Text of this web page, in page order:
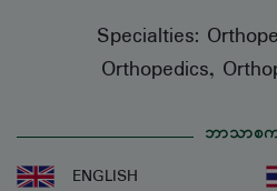
Specialties:
Orthopedics,
ဘာသာစက
ENGLISH